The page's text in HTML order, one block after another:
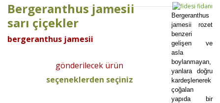
Bergeranthus jamesii
sarı çiçekler
bergeranthus jamesii
gönderilecek ürün
seçeneklerden seçiniz
Bergeranthus
jamesii rozet
benzeri
gelişen ve
asla
boylanmayan,
yanlara doğru
kardeşlenerek
çoğalan
yapıda bir